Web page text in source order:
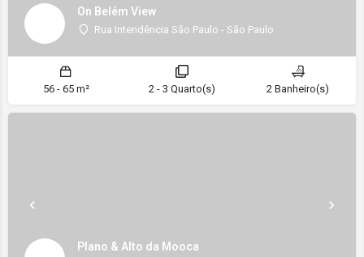
On Belém View
Rua Intendência São Paulo - São Paulo
56 - 65 m² 2 - 3 Quarto(s) 2 Banheiro(s)
Plano & Alto da Mooca